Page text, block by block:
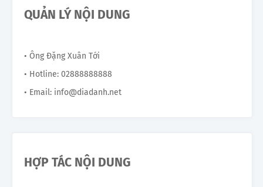
QUẢN LÝ NỘI DUNG
• Ông Đặng Xuân Tới
• Hotline: 02888888888
• Email: info@diadanh.net
HỢP TÁC NỘI DUNG